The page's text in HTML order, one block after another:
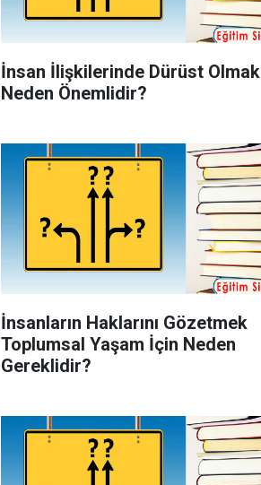
İnsan İlişkilerinde Dürüst Olmak
Neden Önemlidir?
İnsanların Haklarını Gözetmek
Toplumsal Yaşam İçin Neden
Gereklidir?